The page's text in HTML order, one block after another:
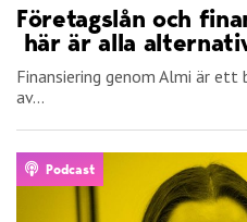
Företagslån och
här är alla
Finansiering genom Almi är
av...
Podcast